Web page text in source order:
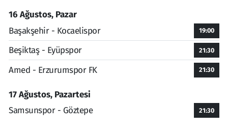
16 Ağustos, Pazar
Başakşehir - Kocaelispor
19:00
Beşiktaş - Eyüpspor 21:30
Amed - Erzurumspor FK 21:30
17 Ağustos, Pazartesi
Samsunspor - Göztepe
21:30